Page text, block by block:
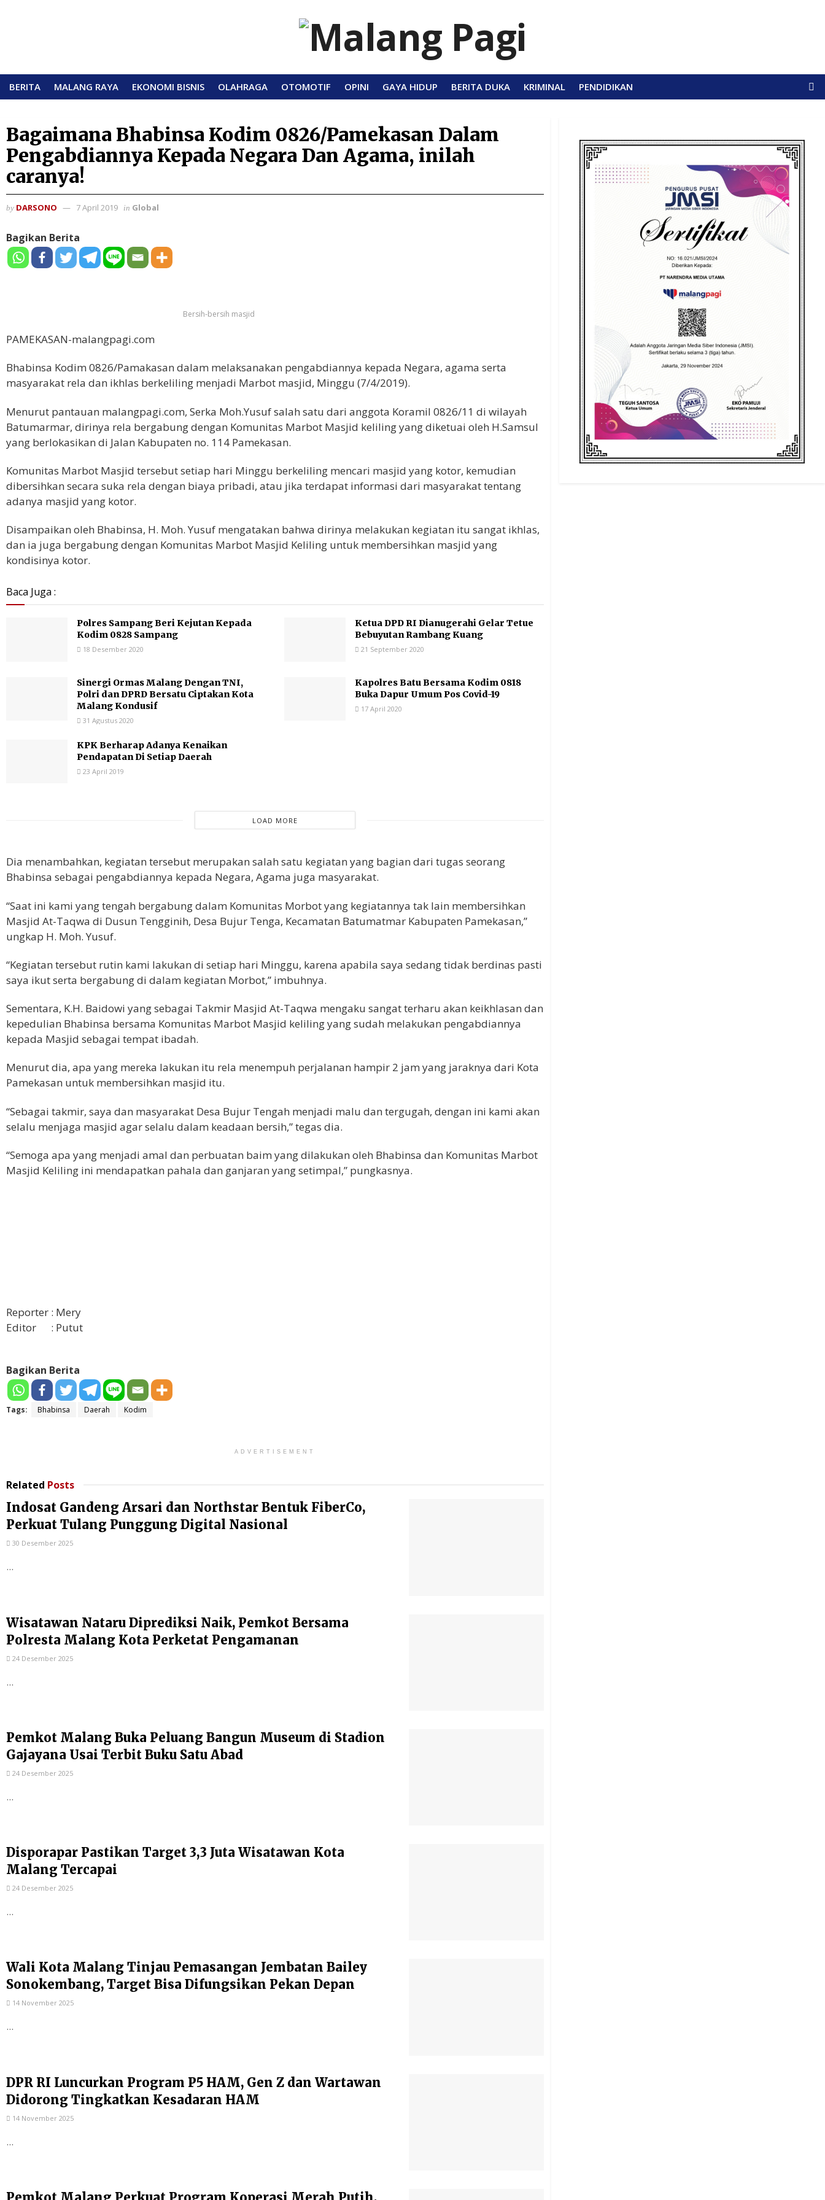
BERITA MALANG RAYA EKONOMI BISNIS OLAHRAGA OTOMOTIF OPINI GAYA HIDUP BERITA DUKA KRIMINAL PENDIDIKAN
Bagaimana Bhabinsa Kodim 0826/Pamekasan Dalam
Pengabdiannya Kepada Negara Dan Agama, inilah
caranya!
by DARSONO 7 April 2019 in Global
Bagikan Berita
Bersih-bersih masjid
PAMEKASAN-malangpagi.com
Bhabinsa Kodim 0826/Pamakasan dalam melaksanakan pengabdiannya kepada Negara, agama serta
masyarakat rela dan ikhlas berkeliling menjadi Marbot masjid, Minggu (7/4/2019).
Menurut pantauan malangpagi.com, Serka Moh.Yusuf salah satu dari anggota Koramil 0826/11 di wilayah
Batumarmar, dirinya rela bergabung dengan Komunitas Marbot Masjid keliling yang diketuai oleh H.Samsul
yang berlokasikan di Jalan Kabupaten no. 114 Pamekasan.
Komunitas Marbot Masjid tersebut setiap hari Minggu berkeliling mencari masjid yang kotor, kemudian
dibersihkan secara suka rela dengan biaya pribadi, atau jika terdapat informasi dari masyarakat tentang
adanya masjid yang kotor.
Disampaikan oleh Bhabinsa, H. Moh. Yusuf mengatakan bahwa dirinya melakukan kegiatan itu sangat ikhlas,
dan ia juga bergabung dengan Komunitas Marbot Masjid Keliling untuk membersihkan masjid yang
kondisinya kotor.
Baca Juga :
Polres Sampang Beri Kejutan Kepada
Kodim 0828 Sampang
18 Desember 2020
Ketua DPD RI Dianugerahi Gelar Tetue
Bebuyutan Rambang Kuang
21 September 2020
Sinergi Ormas Malang Dengan TNI,
Polri dan DPRD Bersatu Ciptakan Kota
Malang Kondusif
31 Agustus 2020
Kapolres Batu Bersama Kodim 0818
Buka Dapur Umum Pos Covid-19
17 April 2020
KPK Berharap Adanya Kenaikan
Pendapatan Di Setiap Daerah
23 April 2019
LOAD MORE
Dia menambahkan, kegiatan tersebut merupakan salah satu kegiatan yang bagian dari tugas seorang
Bhabinsa sebagai pengabdiannya kepada Negara, Agama juga masyarakat.
“Saat ini kami yang tengah bergabung dalam Komunitas Morbot yang kegiatannya tak lain membersihkan
Masjid At-Taqwa di Dusun Tengginih, Desa Bujur Tenga, Kecamatan Batumatmar Kabupaten Pamekasan,”
ungkap H. Moh. Yusuf.
“Kegiatan tersebut rutin kami lakukan di setiap hari Minggu, karena apabila saya sedang tidak berdinas pasti
saya ikut serta bergabung di dalam kegiatan Morbot,” imbuhnya.
Sementara, K.H. Baidowi yang sebagai Takmir Masjid At-Taqwa mengaku sangat terharu akan keikhlasan dan
kepedulian Bhabinsa bersama Komunitas Marbot Masjid keliling yang sudah melakukan pengabdiannya
kepada Masjid sebagai tempat ibadah.
Menurut dia, apa yang mereka lakukan itu rela menempuh perjalanan hampir 2 jam yang jaraknya dari Kota
Pamekasan untuk membersihkan masjid itu.
“Sebagai takmir, saya dan masyarakat Desa Bujur Tengah menjadi malu dan tergugah, dengan ini kami akan
selalu menjaga masjid agar selalu dalam keadaan bersih,” tegas dia.
“Semoga apa yang menjadi amal dan perbuatan baim yang dilakukan oleh Bhabinsa dan Komunitas Marbot
Masjid Keliling ini mendapatkan pahala dan ganjaran yang setimpal,” pungkasnya.
Reporter : Mery
Editor : Putut
Bagikan Berita
Tags: Bhabinsa Daerah Kodim
ADVERTISEMENT
Related Posts
Indosat Gandeng Arsari dan Northstar Bentuk FiberCo,
Perkuat Tulang Punggung Digital Nasional
30 Desember 2025
...
Wisatawan Nataru Diprediksi Naik, Pemkot Bersama
Polresta Malang Kota Perketat Pengamanan
24 Desember 2025
...
Pemkot Malang Buka Peluang Bangun Museum di Stadion
Gajayana Usai Terbit Buku Satu Abad
24 Desember 2025
...
Disporapar Pastikan Target 3,3 Juta Wisatawan Kota
Malang Tercapai
24 Desember 2025
...
Wali Kota Malang Tinjau Pemasangan Jembatan Bailey
Sonokembang, Target Bisa Difungsikan Pekan Depan
14 November 2025
...
DPR RI Luncurkan Program P5 HAM, Gen Z dan Wartawan
Didorong Tingkatkan Kesadaran HAM
14 November 2025
...